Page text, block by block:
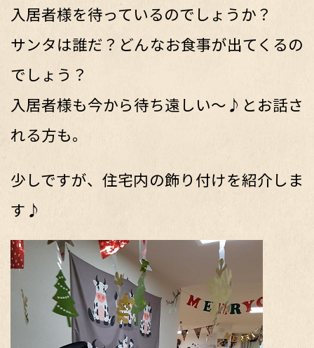
入居者様を待っているのでしょうか？
サンタは誰だ？どんなお食事が出てくるの
でしょう？
入居者様も今から待ち遠しい～♪とお話さ
れる方も。
少しですが、住宅内の飾り付けを紹介しま
す♪